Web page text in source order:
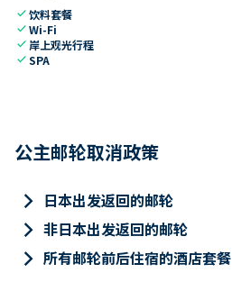
check饮料套餐
checkWi-Fi
check 岸上观光行程
checkSPA
公主邮轮取消政策
keyboard_arrow_right 日本出发返回的邮轮
keyboard_arrow_right 非日本出发返回的邮轮
keyboard_arrow_right 所有邮轮前后住宿的酒店套餐